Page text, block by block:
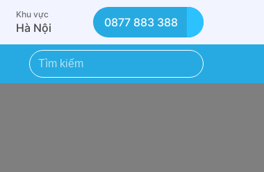
Khu vực
Hà Nội 0877 883 388